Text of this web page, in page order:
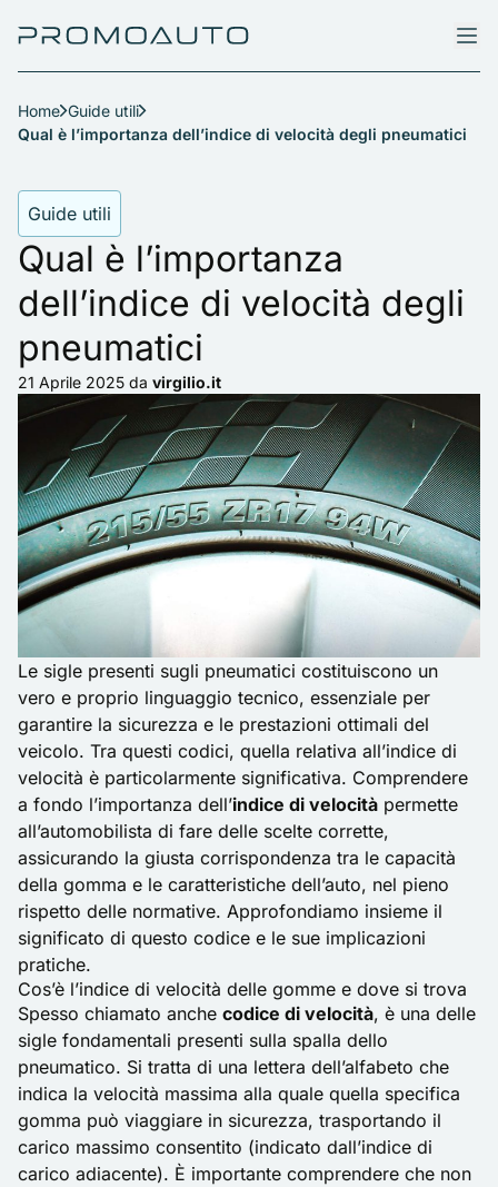
Home Guide utili
Qual è l’importanza dell’indice di velocità degli pneumatici
Guide utili
Qual è l’importanza
dell’indice di velocità degli
pneumatici
21 Aprile 2025 da virgilio.it
Le sigle presenti sugli pneumatici costituiscono un
vero e proprio linguaggio tecnico, essenziale per
garantire la sicurezza e le prestazioni ottimali del
veicolo. Tra questi codici, quella relativa all’indice di
velocità è particolarmente significativa. Comprendere
a fondo l’importanza dell’indice di velocità permette
all’automobilista di fare delle scelte corrette,
assicurando la giusta corrispondenza tra le capacità
della gomma e le caratteristiche dell’auto, nel pieno
rispetto delle normative. Approfondiamo insieme il
significato di questo codice e le sue implicazioni
pratiche.
Cos’è l’indice di velocità delle gomme e dove si trova
Spesso chiamato anche codice di velocità, è una delle
sigle fondamentali presenti sulla spalla dello
pneumatico. Si tratta di una lettera dell’alfabeto che
indica la velocità massima alla quale quella specifica
gomma può viaggiare in sicurezza, trasportando il
carico massimo consentito (indicato dall’indice di
carico adiacente). È importante comprendere che non